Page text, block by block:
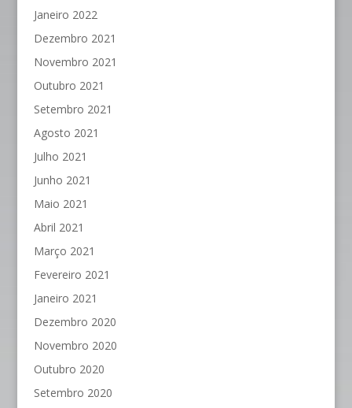
Janeiro 2022
Dezembro 2021
Novembro 2021
Outubro 2021
Setembro 2021
Agosto 2021
Julho 2021
Junho 2021
Maio 2021
Abril 2021
Março 2021
Fevereiro 2021
Janeiro 2021
Dezembro 2020
Novembro 2020
Outubro 2020
Setembro 2020